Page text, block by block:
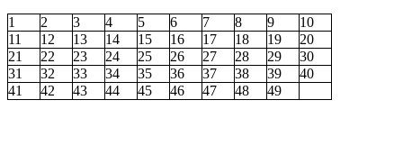
1 2 3 4 5 6 7 8 9
10
11
12 13 14 15 16 17 18 19
20
21
22 23 24 25 26 27 28 29
30
31
32 33 34 35 36 37 38 39
40
41
42 43 44 45 46 47 48 49